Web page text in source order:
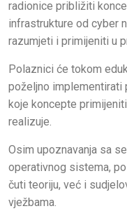
radionice približiti
infrastrukture od cyber
razumjeti i primijeniti u
Polaznici će tokom
poželjno implementirati
koje koncepte
realizuje.
Osim upoznavanja sa
operativnog sistema,
čuti teoriju, već i
vježbama.